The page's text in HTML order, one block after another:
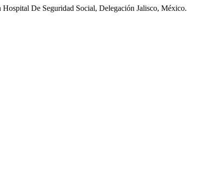
De Seguridad Social, Delegación Jalisco, México.